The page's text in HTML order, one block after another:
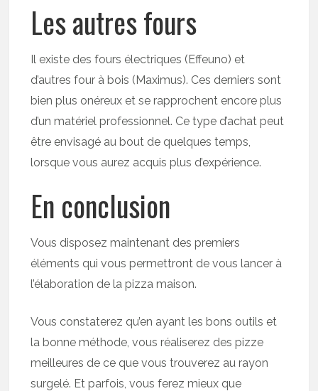
Les autres fours
Il existe des fours électriques (Effeuno) et
d’autres four à bois (Maximus). Ces derniers sont
bien plus onéreux et se rapprochent encore plus
d’un matériel professionnel. Ce type d’achat peut
être envisagé au bout de quelques temps,
lorsque vous aurez acquis plus d’expérience.
En conclusion
Vous disposez maintenant des premiers
éléments qui vous permettront de vous lancer à
l’élaboration de la pizza maison.
Vous constaterez qu’en ayant les bons outils et
la bonne méthode, vous réaliserez des pizze
meilleures de ce que vous trouverez au rayon
surgelé. Et parfois, vous ferez mieux que